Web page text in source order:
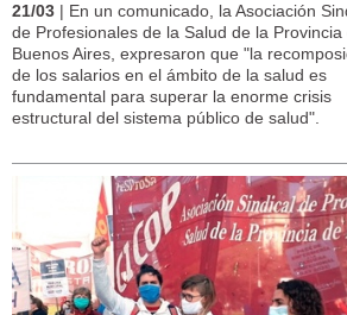
21/03 | En un comunicado, la Asociación
de Profesionales de la Salud de la Provincia
Buenos Aires, expresaron que "la
de los salarios en el ámbito de la salud es
fundamental para superar la enorme crisis
estructural del sistema público de salud".